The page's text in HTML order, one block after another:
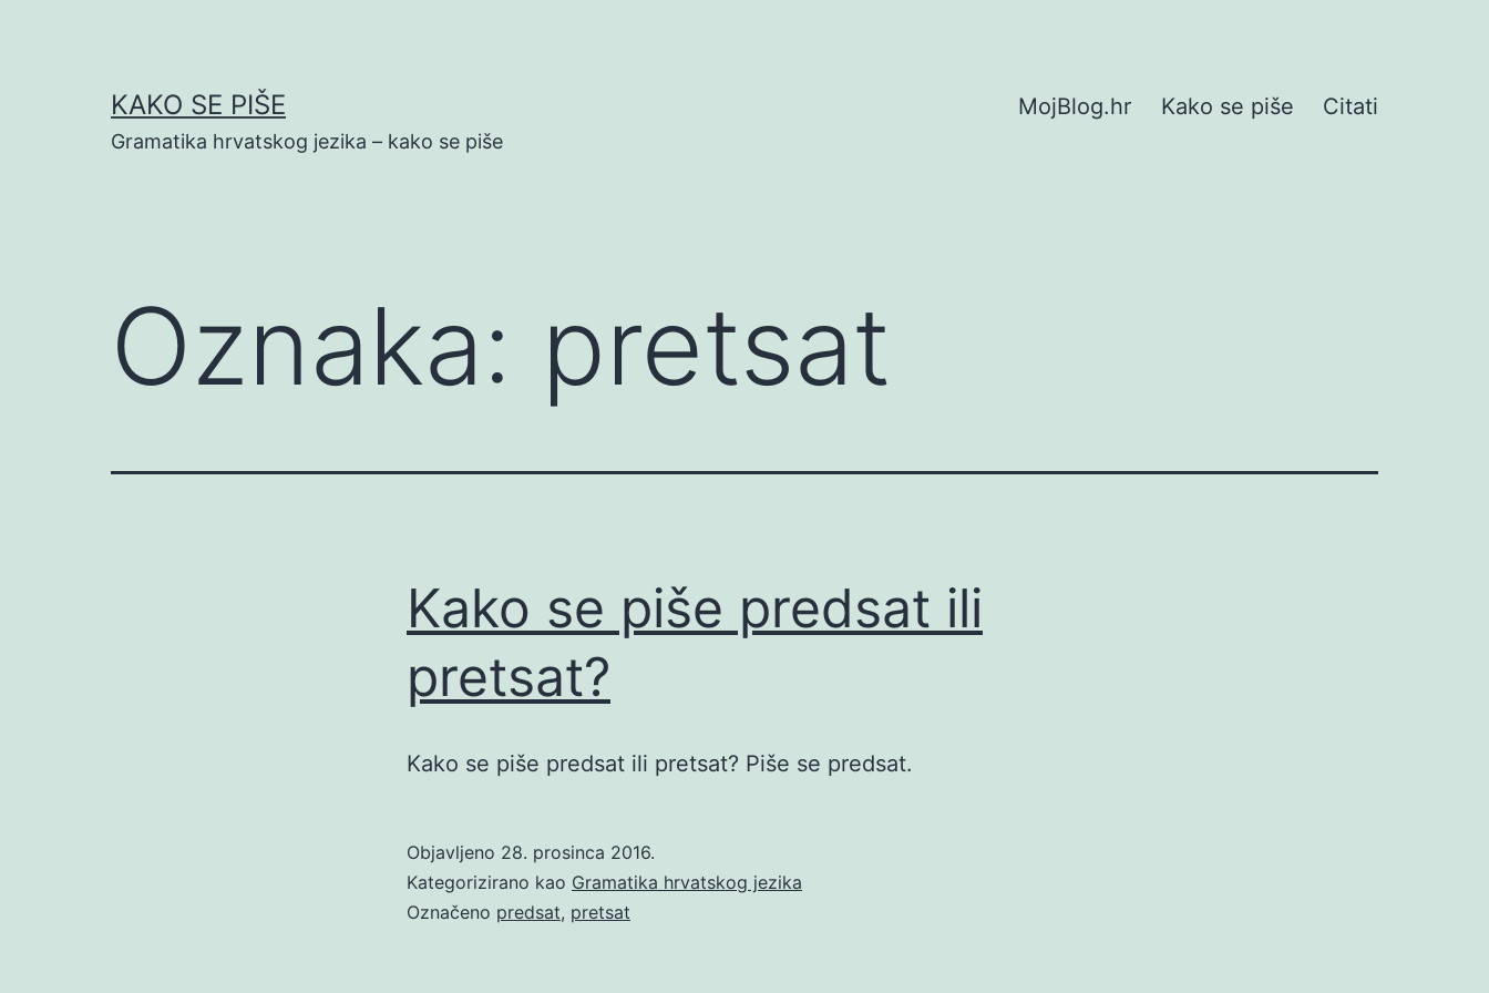
KAKO SE PIŠE
Gramatika hrvatskog jezika – kako se piše
MojBlog.hr Kako se piše Citati
Oznaka: pretsat
Kako se piše predsat ili
pretsat?
Kako se piše predsat ili pretsat? Piše se predsat.
Objavljeno 28. prosinca 2016.
Kategorizirano kao Gramatika hrvatskog jezika
Označeno predsat, pretsat